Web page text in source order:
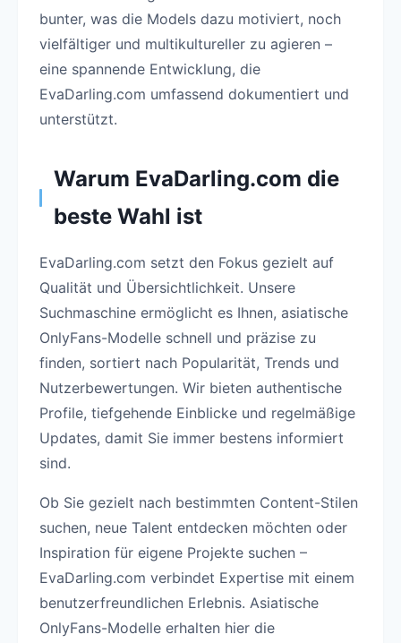
bunter, was die Models dazu motiviert, noch
vielfältiger und multikultureller zu agieren –
eine spannende Entwicklung, die
EvaDarling.com umfassend dokumentiert und
unterstützt.
Warum EvaDarling.com die
beste Wahl ist
EvaDarling.com setzt den Fokus gezielt auf
Qualität und Übersichtlichkeit. Unsere
Suchmaschine ermöglicht es Ihnen, asiatische
OnlyFans-Modelle schnell und präzise zu
finden, sortiert nach Popularität, Trends und
Nutzerbewertungen. Wir bieten authentische
Profile, tiefgehende Einblicke und regelmäßige
Updates, damit Sie immer bestens informiert
sind.
Ob Sie gezielt nach bestimmten Content-Stilen
suchen, neue Talent entdecken möchten oder
Inspiration für eigene Projekte suchen –
EvaDarling.com verbindet Expertise mit einem
benutzerfreundlichen Erlebnis. Asiatische
OnlyFans-Modelle erhalten hier die